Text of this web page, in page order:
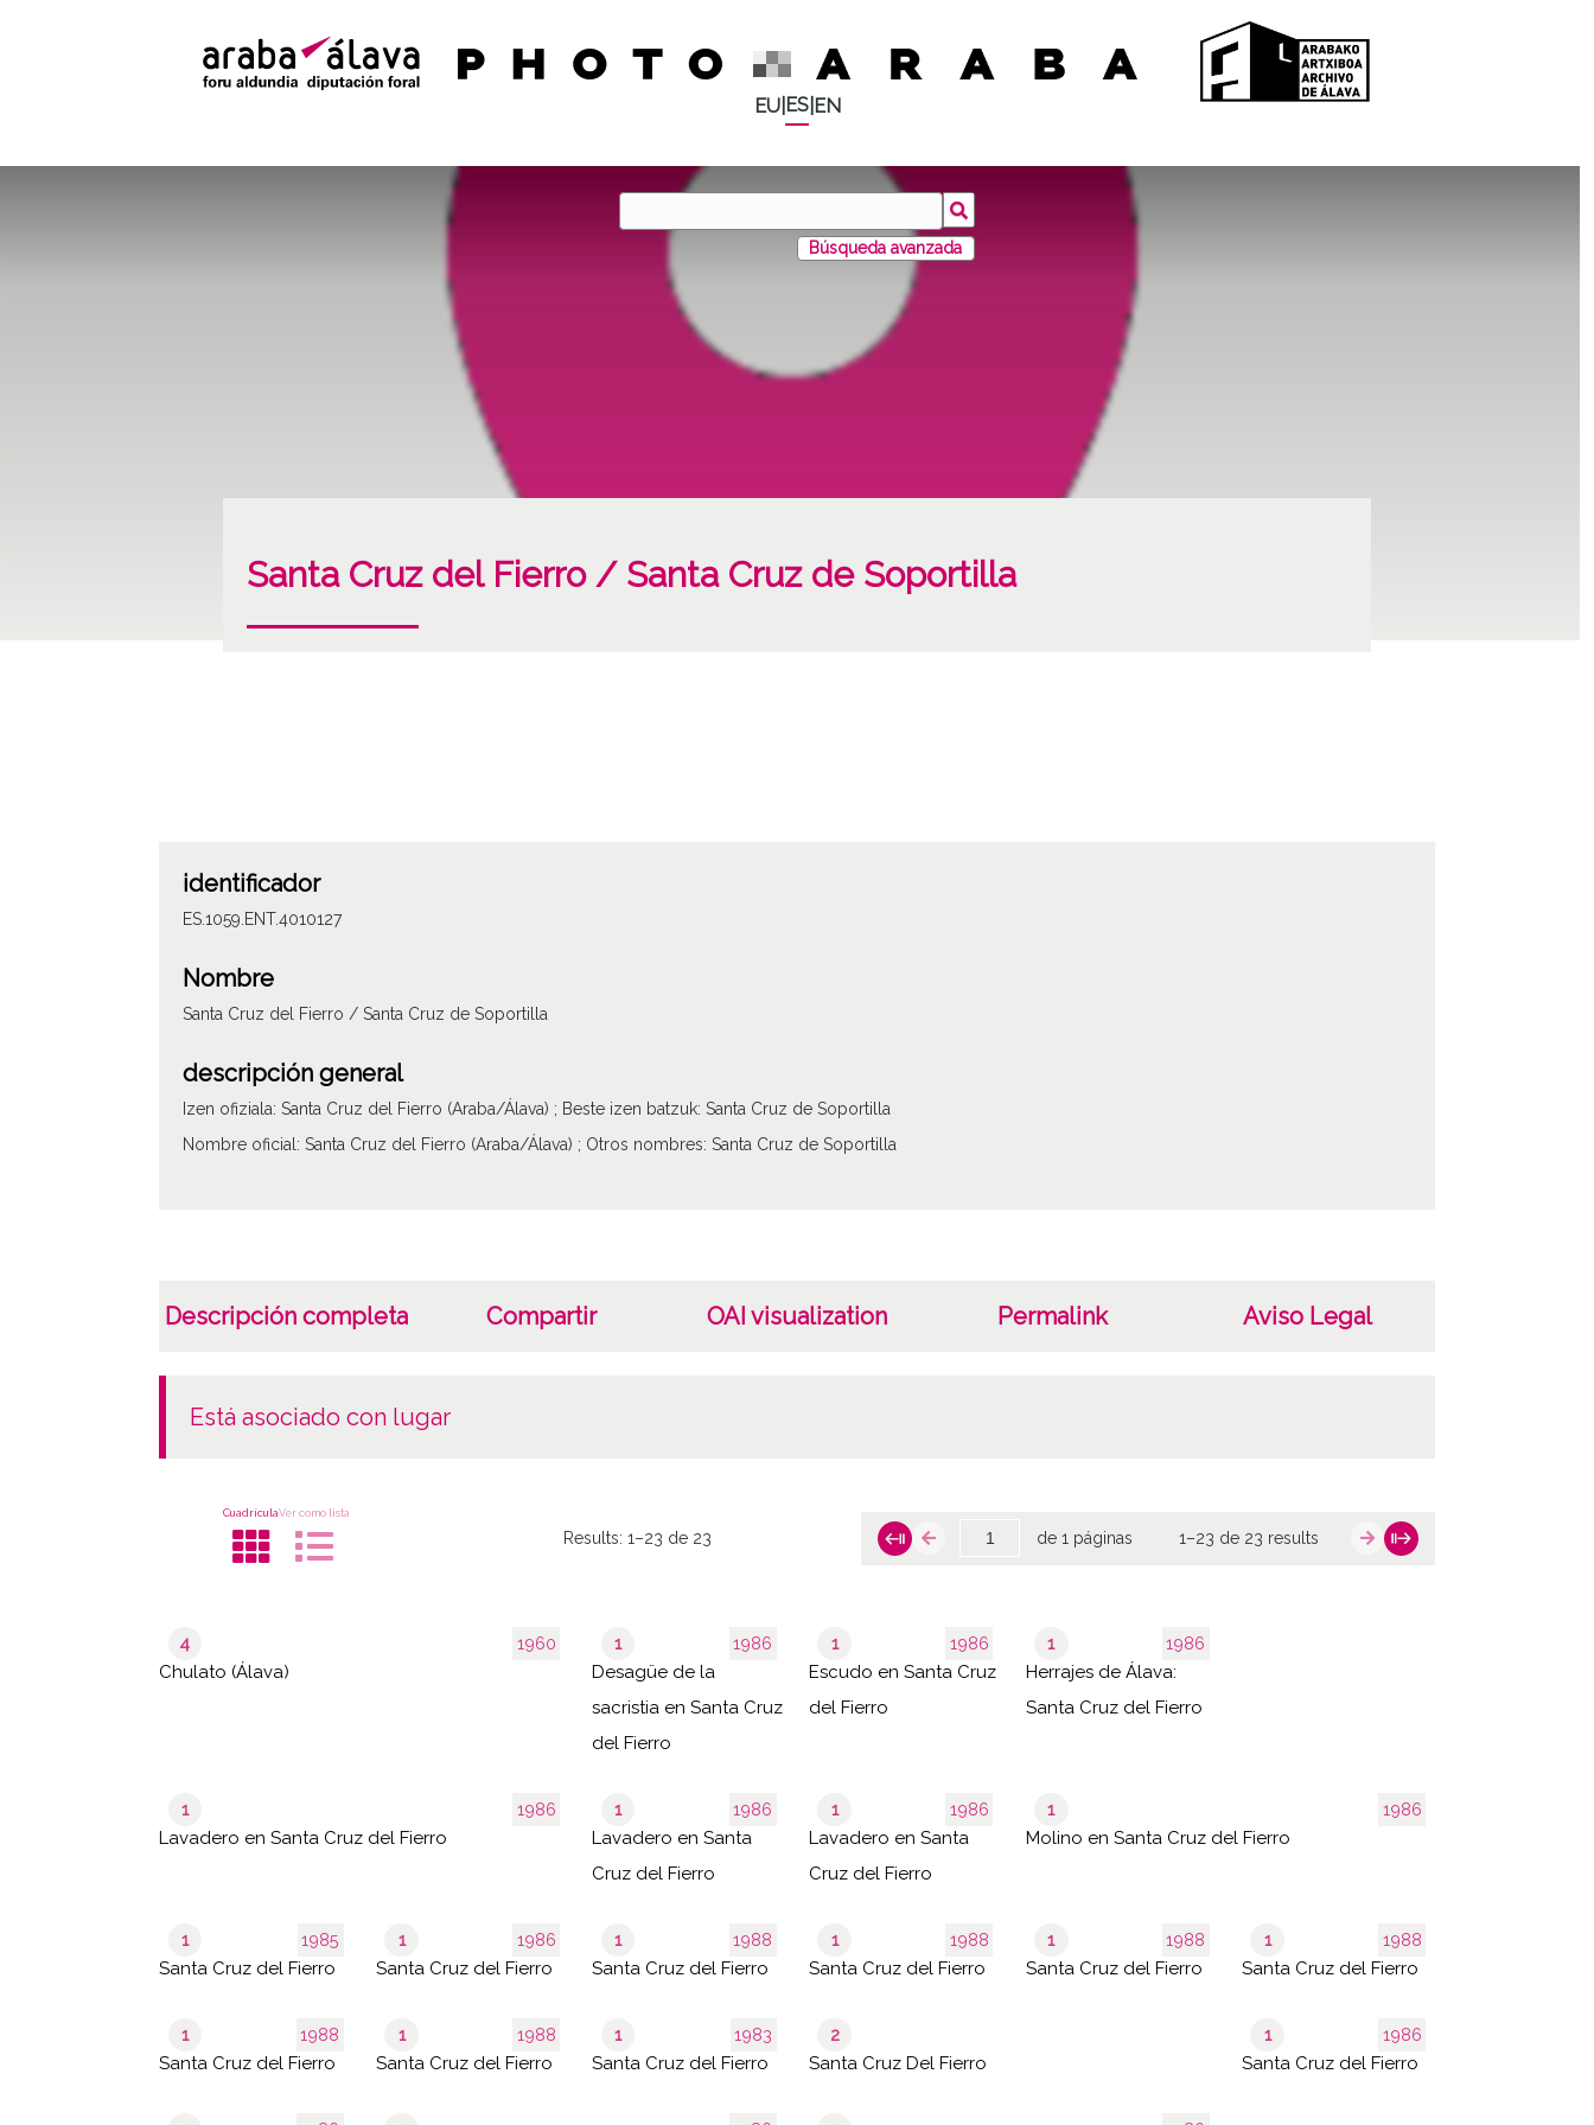
EU| ES| EN
Búsqueda avanzada
Santa Cruz del Fierro / Santa Cruz de Soportilla
identificador
ES.1059.ENT.4010127
Nombre
Santa Cruz del Fierro / Santa Cruz de Soportilla
descripción general
Izen ofiziala: Santa Cruz del Fierro (Araba/Álava) ; Beste izen batzuk: Santa Cruz de Soportilla
Nombre oficial: Santa Cruz del Fierro (Araba/Álava) ; Otros nombres: Santa Cruz de Soportilla
Descripción completa Compartir OAI visualization Permalink Aviso Legal
está asociado con lugar
CuadrículaVer como lista
Results:1–23 de 23 de 1 páginas 1–23 de 23 results
1960
4
Chulato (Álava)
1986
1
Desagüe de la
sacristia en Santa Cruz
del Fierro
1986
1
Escudo en Santa Cruz
del Fierro
1986
1
Herrajes de Álava:
Santa Cruz del Fierro
1986
1
Lavadero en Santa Cruz del Fierro
1986
1
Lavadero en Santa
Cruz del Fierro
1986
1
Lavadero en Santa
Cruz del Fierro
1986
1
Molino en Santa Cruz del Fierro
1985
1
Santa Cruz del Fierro
1986
1
Santa Cruz del Fierro
1988
1
Santa Cruz del Fierro
1988
1
Santa Cruz del Fierro
1988
1
Santa Cruz del Fierro
1988
1
Santa Cruz del Fierro
1988
1
Santa Cruz del Fierro
1988
1
Santa Cruz del Fierro
1983
1
Santa Cruz del Fierro
2
Santa Cruz Del Fierro
1986
1
Santa Cruz del Fierro